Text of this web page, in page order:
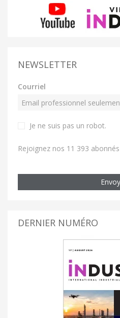
NEWSLETTER
Courriel
Je ne suis pas un robot.
Rejoignez nos 11 393 abonnés
DERNIER NUMÉRO